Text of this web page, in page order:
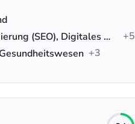
Suchmaschinenoptimierung (SEO), Digitales Marketing, Content-Marketing
+5
+3